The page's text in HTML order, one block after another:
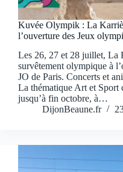
Kuvée Olympik : La
l’ouverture des Jeux
Les 26, 27 et 28 juillet, La
survêtement olympique à
JO de Paris. Concerts et
La thématique Art et Sport
jusqu’à fin octobre, à…
DijonBeaune.fr